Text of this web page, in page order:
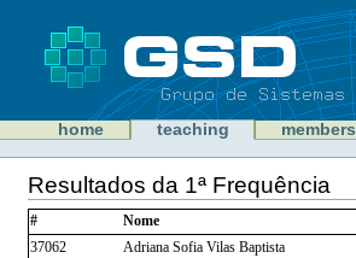
GSD home teaching members
Personal
tools
Resultados da 1ª Frequência
Document
Actions
#
Nome
37062
Adriana Sofia Vilas Baptista